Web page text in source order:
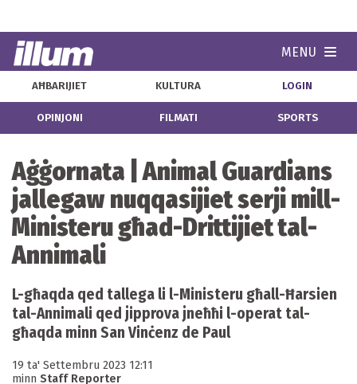
MENU
AĦBARIJIET KULTURA LOGIN
OPINJONI FILMATI SPORTS
Aġġornata | Animal Guardians
jallegaw nuqqasijiet serji mill-
Ministeru għad-Drittijiet tal-
Annimali
L-għaqda qed tallega li l-Ministeru għall-Ħarsien
tal-Annimali qed jipprova jneħħi l-operat tal-
għaqda minn San Vinċenz de Paul
19 ta' Settembru 2023 12:11
minn Staff Reporter